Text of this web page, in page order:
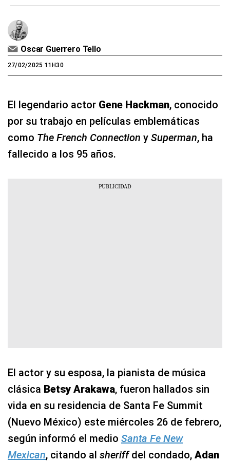
Oscar Guerrero Tello
27/02/2025 11H30
El legendario actor Gene Hackman, conocido
por su trabajo en películas emblemáticas
como The French Connection y Superman, ha
fallecido a los 95 años.
El actor y su esposa, la pianista de música
clásica Betsy Arakawa, fueron hallados sin
vida en su residencia de Santa Fe Summit
(Nuevo México) este miércoles 26 de febrero,
según informó el medio Santa Fe New
Mexican, citando al sheriffdel condado, Adan